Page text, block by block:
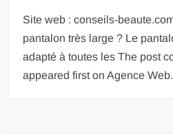
Site web : conseils-
pantalon très large ? Le
adapté à toutes les The post
appeared first on Agence Web.